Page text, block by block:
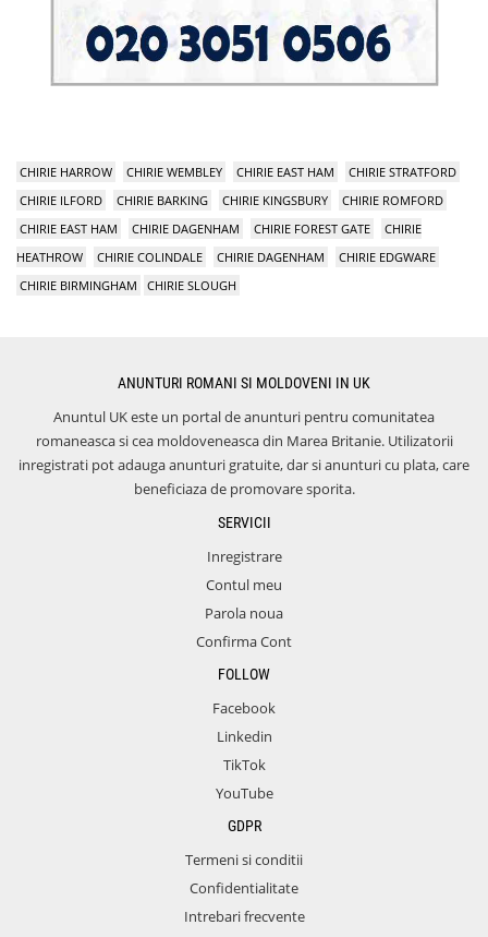
CHIRIE HARROW CHIRIE WEMBLEY CHIRIE EAST HAM
CHIRIE STRATFORD
CHIRIE ILFORD
CHIRIE BARKING CHIRIE KINGSBURY
CHIRIE ROMFORD
CHIRIE EAST HAM
CHIRIE DAGENHAM CHIRIE FOREST GATE
CHIRIE
HEATHROW
CHIRIE COLINDALE CHIRIE DAGENHAM
CHIRIE EDGWARE
CHIRIE BIRMINGHAM
CHIRIE SLOUGH
ANUNTURI ROMANI SI MOLDOVENI IN UK
Anuntul UK este un portal de anunturi pentru comunitatea
romaneasca si cea moldoveneasca din Marea Britanie. Utilizatorii
inregistrati pot adauga anunturi gratuite, dar si anunturi cu plata, care
beneficiaza de promovare sporita.
SERVICII
Inregistrare
Contul meu
Parola noua
Confirma Cont
FOLLOW
Facebook
Linkedin
TikTok
YouTube
GDPR
Termeni si conditii
Confidentialitate
Intrebari frecvente